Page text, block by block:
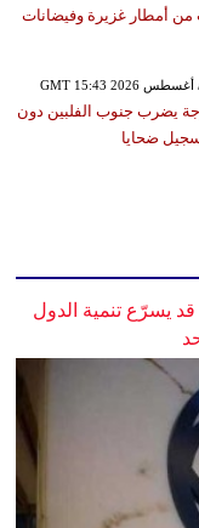
من أمطار غزيرة وفيضانات
بقوة 5.9 درجة يضرب جنوب الفلبين دون
ضحايا
قد يسرّع تنمية الدول